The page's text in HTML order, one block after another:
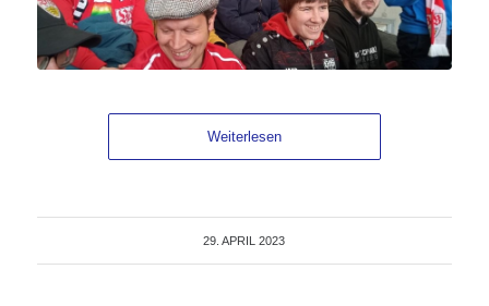
Weiterlesen
29. APRIL 2023